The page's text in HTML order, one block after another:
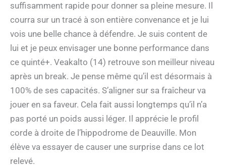
suffisamment rapide pour donner sa pleine mesure. Il
courra sur un tracé à son entière convenance et je lui
vois une belle chance à défendre. Je suis content de
lui et je peux envisager une bonne performance dans
ce quinté+. Veakalto (14) retrouve son meilleur niveau
après un break. Je pense même qu’il est désormais à
100% de ses capacités. S’aligner sur sa fraîcheur va
jouer en sa faveur. Cela fait aussi longtemps qu’il n’a
pas porté un poids aussi léger. Il apprécie le profil
corde à droite de l’hippodrome de Deauville. Mon
élève va essayer de causer une surprise dans ce lot
relevé.